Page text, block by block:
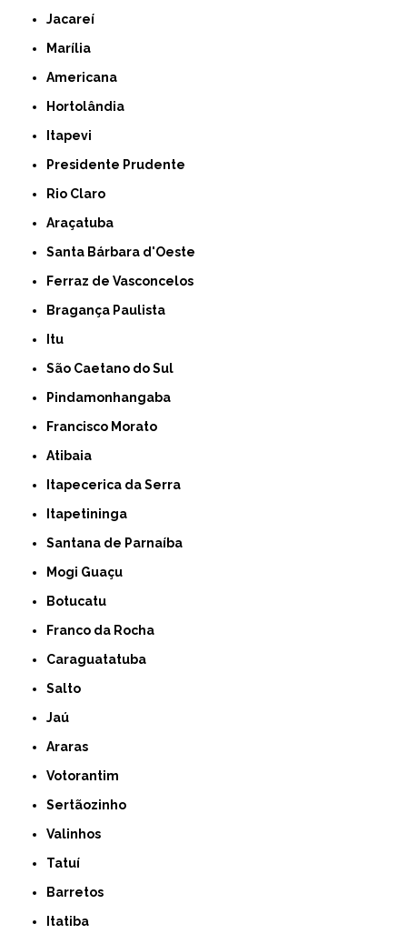
Jacareí
Marília
Americana
Hortolândia
Itapevi
Presidente Prudente
Rio Claro
Araçatuba
Santa Bárbara d'Oeste
Ferraz de Vasconcelos
Bragança Paulista
Itu
São Caetano do Sul
Pindamonhangaba
Francisco Morato
Atibaia
Itapecerica da Serra
Itapetininga
Santana de Parnaíba
Mogi Guaçu
Botucatu
Franco da Rocha
Caraguatatuba
Salto
Jaú
Araras
Votorantim
Sertãozinho
Valinhos
Tatuí
Barretos
Itatiba